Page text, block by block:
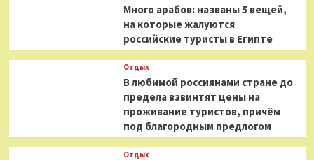
Много арабов: названы 5 вещей,
на которые жалуются
российские туристы в Египте
Отдых
В любимой россиянами стране до
предела взвинтят цены на
проживание туристов, причём
под благородным предлогом
Отдых